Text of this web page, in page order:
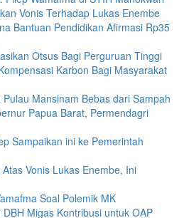
Vonis Terhadap Lukas Enembe
Bantuan Pendidikan Afirmasi Rp35
Otsus Bagi Perguruan Tinggi
Karbon Bagi Masyarakat
Mansinam Bebas dari Sampah
Papua Barat, Permendagri
Sampaikan ini ke Pemerintah
Vonis Lukas Enembe, Ini
Soal Polemik MK
Migas Kontribusi untuk OAP